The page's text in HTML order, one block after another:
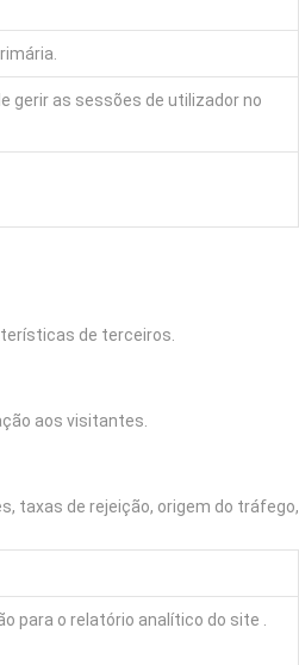
gerir as sessões de utilizador no
de terceiros.
aos visitantes.
taxas de rejeição, origem do tráfego,
para o relatório analítico do site .